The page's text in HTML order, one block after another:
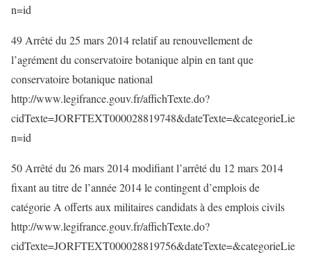
n=id
49 Arrêté du 25 mars 2014 relatif au renouvellement de
l’agrément du conservatoire botanique alpin en tant que
conservatoire botanique national
http://www.legifrance.gouv.fr/affichTexte.do?
cidTexte=JORFTEXT000028819748&dateTexte=&categorieLie
n=id
50 Arrêté du 26 mars 2014 modifiant l’arrêté du 12 mars 2014
fixant au titre de l’année 2014 le contingent d’emplois de
catégorie A offerts aux militaires candidats à des emplois civils
http://www.legifrance.gouv.fr/affichTexte.do?
cidTexte=JORFTEXT000028819756&dateTexte=&categorieLie